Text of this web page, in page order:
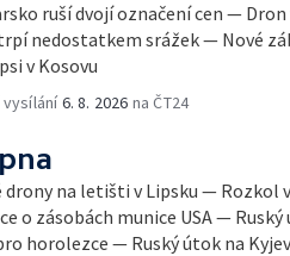
ruší dvojí označení cen —
nedostatkem srážek — Nové
v Kosovu
6. 8. 2026 na ČT24
drony na letišti v Lipsku —
o zásobách munice USA —
horolezce — Ruský útok na